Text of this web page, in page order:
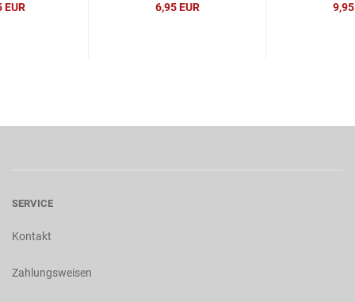
EUR
6,95 EUR
9,95
SERVICE
Kontakt
Zahlungsweisen